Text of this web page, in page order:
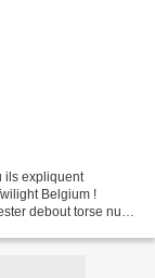
ils expliquent
Belgium !
debout torse nu